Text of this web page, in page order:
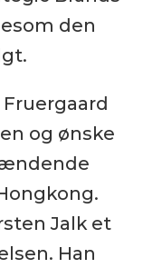
den
og ønske
Jalk et
Han